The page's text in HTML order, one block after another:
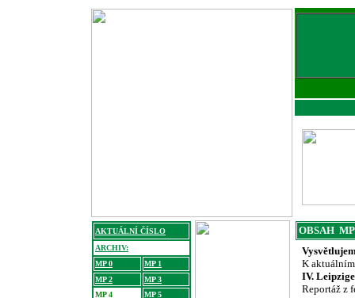
AKTUÁLNÍ ČÍSLO
ARCHIV:
MP 0
MP 1
MP 2
MP 3
MP 4
MP 5
OBSAH
K
IV.
Reportáž z